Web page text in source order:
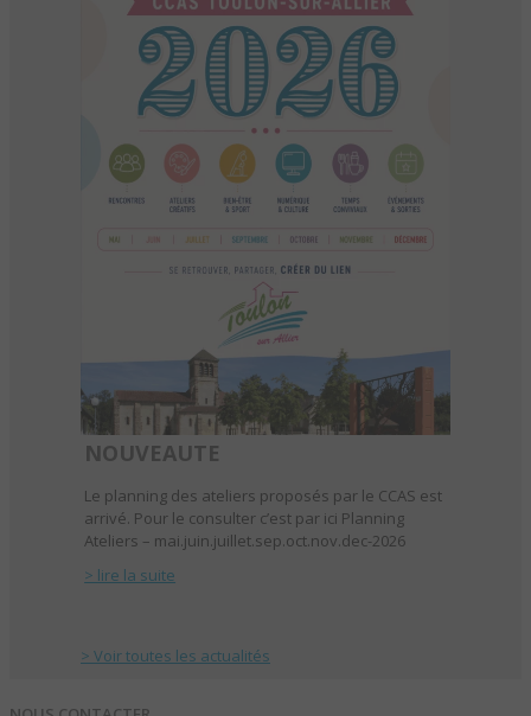
NOUVEAUTE
Le planning des ateliers proposés par le CCAS est
arrivé. Pour le consulter c’est par ici Planning
Ateliers – mai.juin.juillet.sep.oct.nov.dec-2026
> lire la suite
> Voir toutes les actualités